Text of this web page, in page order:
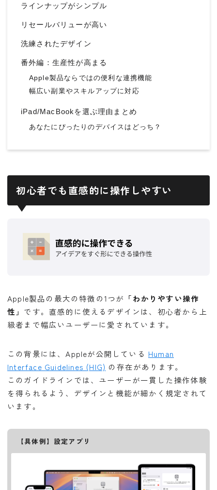
ラインナップがシンプル
リセールバリューが高い
洗練されたデザイン
番外編：生産性が高まる
Apple製品ならではの便利な連携機能
幅広い副業やスキルアップに対応
iPad/MacBookを選ぶ理由まとめ
あなたにぴったりのデバイスはどっち？
初心者でも直感的に操作しやすい
Apple製品の最大の特徴の1つが 「わかりやすい操作
性」 です。直感的に使えるデザインは、初心者から上
級者まで幅広いユーザーに愛されています。
この背景には、Appleが公開している Human
Interface Guidelines (HIG) の存在があります。
このガイドラインでは、ユーザーが一貫した操作体験
を得られるよう、デザインと機能が細かく規定されて
います。
【具体例】設定アプリ